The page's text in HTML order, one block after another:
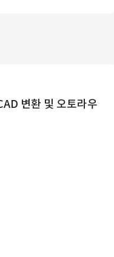
변환 및 오토라우